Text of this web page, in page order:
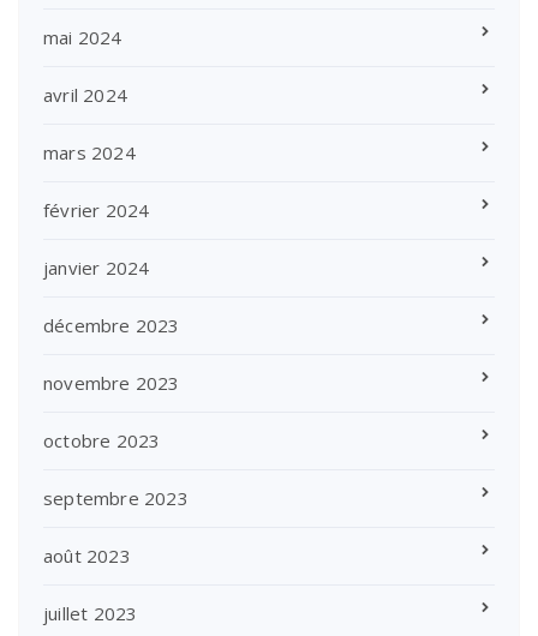
mai 2024
avril 2024
mars 2024
février 2024
janvier 2024
décembre 2023
novembre 2023
octobre 2023
septembre 2023
août 2023
juillet 2023